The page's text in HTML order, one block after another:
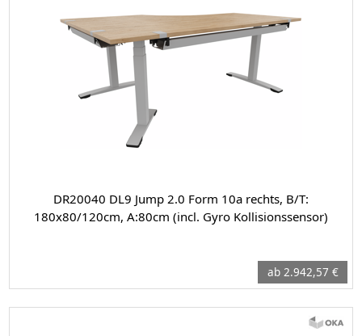
DR20040 DL9 Jump 2.0 Form 10a rechts, B/T:
180x80/120cm, A:80cm (incl. Gyro Kollisionssensor)
ab 2.942,57 €